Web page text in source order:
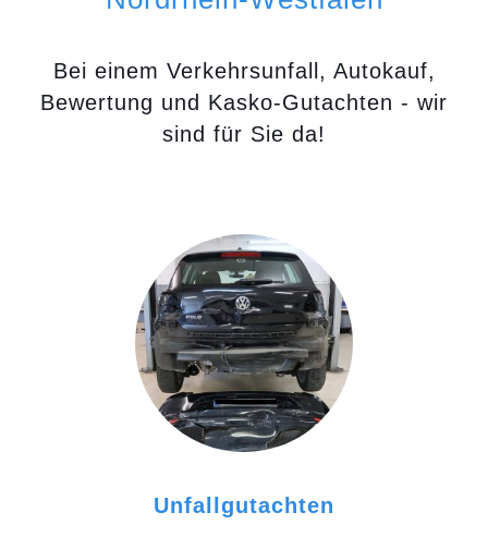
Bei einem Verkehrsunfall, Autokauf,
Bewertung und Kasko-Gutachten - wir
sind für Sie da!
Unfallgutachten